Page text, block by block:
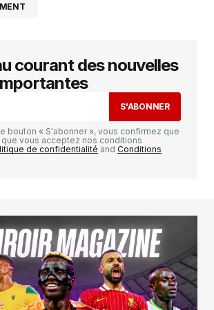
e-mail ne sera pas publiée. Les
sont indiqués avec
*
mon nom, mon e-mail et mon
le navigateur pour mon prochain
courant des nouvelles
S'ABONNER
bouton « S'abonner », vous confirmez que
vous acceptez nos conditions
de confidentialité and Conditions